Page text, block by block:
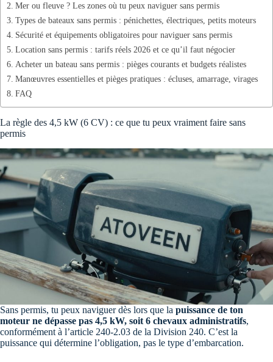
Mer ou fleuve ? Les zones où tu peux naviguer sans permis
Types de bateaux sans permis : pénichettes, électriques, petits moteurs
Sécurité et équipements obligatoires pour naviguer sans permis
Location sans permis : tarifs réels 2026 et ce qu’il faut négocier
Acheter un bateau sans permis : pièges courants et budgets réalistes
Manœuvres essentielles et pièges pratiques : écluses, amarrage, virages
FAQ
La règle des 4,5 kW (6 CV) : ce que tu peux vraiment faire sans
permis
Sans permis, tu peux naviguer dès lors que la puissance de ton
moteur ne dépasse pas 4,5 kW, soit 6 chevaux administratifs,
conformément à l’article 240-2.03 de la Division 240. C’est la
puissance qui détermine l’obligation, pas le type d’embarcation.